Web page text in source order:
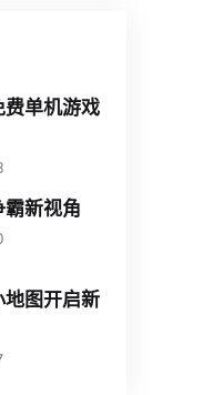
单机游戏
新视角
图开启新